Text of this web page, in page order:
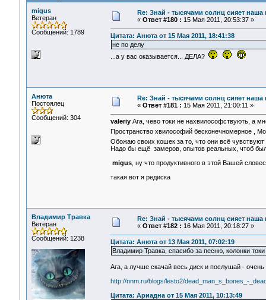
migus
Ветеран
Сообщений: 1789
Re: Знай - тысячами солнц сияет наша
« Ответ #180 : 15 Мая 2011, 20:53:37 »
Цитата: Анюта от 15 Мая 2011, 18:41:38
не по делу
...а у вас оказывается... ДЕЛА?
Анюта
Постоялец
Сообщений: 304
Re: Знай - тысячами солнц сияет наша
« Ответ #181 : 15 Мая 2011, 21:00:11 »
valeriyАга, чево токи не нахвилософствують, а
Пространство хвилософий бесконечномерное ,
Обожаю своих кошек за то, что они всё
Надо бы ещё замеров, опытов реальных, чтоб
migus, ну что продуктивного в этой Вашей
такая вот я редиска
Владимир Травка
Ветеран
Сообщений: 1238
Re: Знай - тысячами солнц сияет наша
« Ответ #182 : 16 Мая 2011, 20:18:27 »
Цитата: Анюта от 13 Мая 2011, 07:02:19
Владимир Травка, спасибо за песню, колонки
Ага, а лучше скачай весь диск и послушай -
http://nnm.ru/blogs/lesto2/dead_man_s_bones_-
Цитата: Ариадна от 15 Мая 2011, 10:13:49